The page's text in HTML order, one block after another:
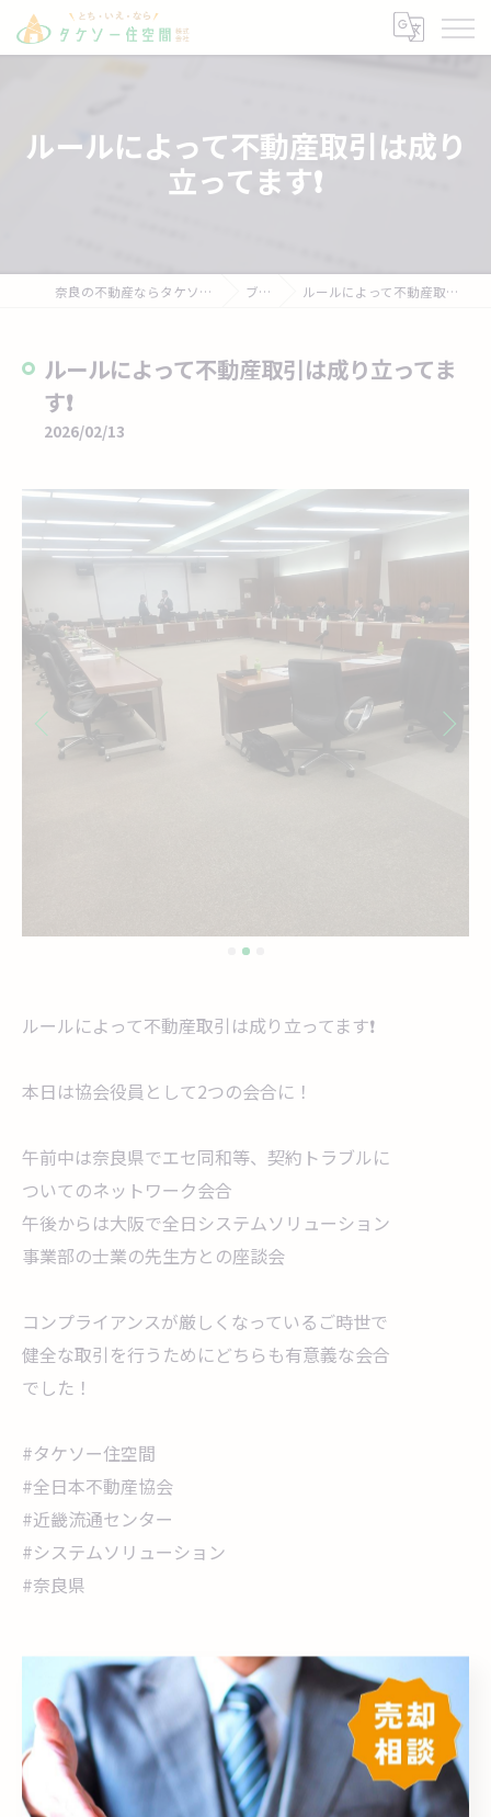
ルールによって不動産取引は成り
立ってます❗
奈良の不動産ならタケソー住空間株式会社 ブログ ルールによって不動産取引は成り立ってます❗
ルールによって不動産取引は成り立ってま
す❗
2026/02/13
ルールによって不動産取引は成り立ってます❗
本日は協会役員として2つの会合に！
午前中は奈良県でエセ同和等、契約トラブルに
ついてのネットワーク会合
午後からは大阪で全日システムソリューション
事業部の士業の先生方との座談会
コンプライアンスが厳しくなっているご時世で
健全な取引を行うためにどちらも有意義な会合
でした！
#タケソー住空間
#全日本不動産協会
#近畿流通センター
#システムソリューション
#奈良県
< 前のページ 一覧に戻る 次のページ >